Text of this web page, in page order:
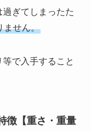
ぎてしまったた
ません。
で入手すること
徴【重さ・重量